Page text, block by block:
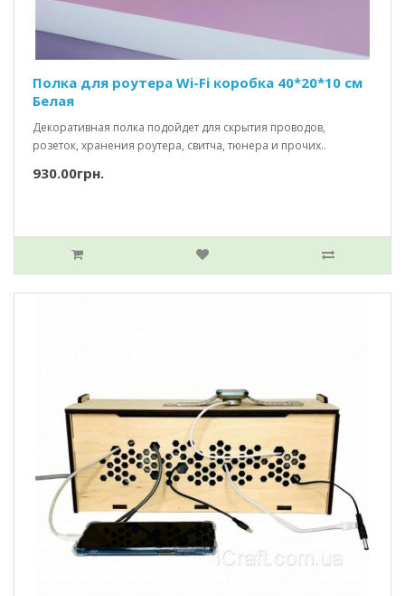
Полка для роутера Wi-Fi коробка 40*20*10 см
Белая
Декоративная полка подойдет для скрытия проводов,
розеток, хранения роутера, свитча, тюнера и прочих..
930.00грн.